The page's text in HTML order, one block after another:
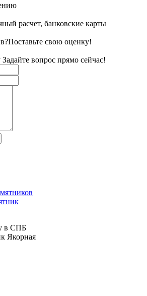
расчет, банковские карты
Поставьте свою оценку!
вопрос прямо сейчас!
в СПБ
Якорная